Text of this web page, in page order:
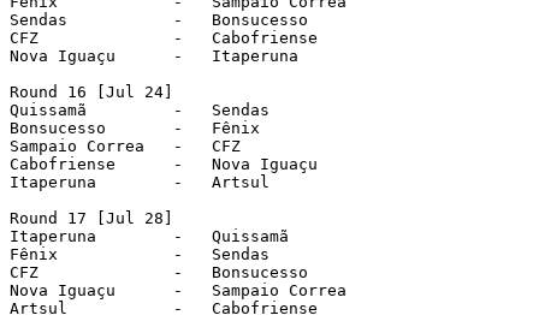
Sendas           -   Bonsucesso
CFZ              -   Cabofriense
Nova Iguaçu      -   Itaperuna
Round 16 [Jul 24]
Quissamã         -   Sendas
Bonsucesso       -   Fênix
Sampaio Correa   -   CFZ
Cabofriense      -   Nova Iguaçu
Itaperuna        -   Artsul
Round 17 [Jul 28]
Itaperuna        -   Quissamã
Fênix            -   Sendas
CFZ              -   Bonsucesso
Nova Iguaçu      -   Sampaio Correa
Artsul           -   Cabofriense